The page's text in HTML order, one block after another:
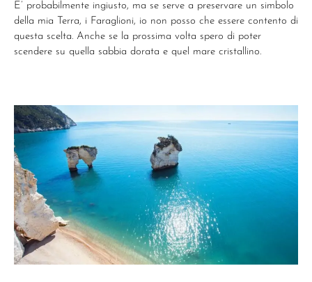
E’ probabilmente ingiusto, ma se serve a preservare un simbolo
della mia Terra, i Faraglioni, io non posso che essere contento di
questa scelta. Anche se la prossima volta spero di poter
scendere su quella sabbia dorata e quel mare cristallino.